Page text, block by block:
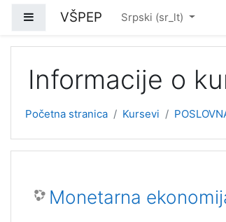
Idi na glavni sadržaj
Bočni panel
VŠPEP Srpski ‎(sr_lt)‎
Informacije o
Početna stranica Kursevi
Monetarna